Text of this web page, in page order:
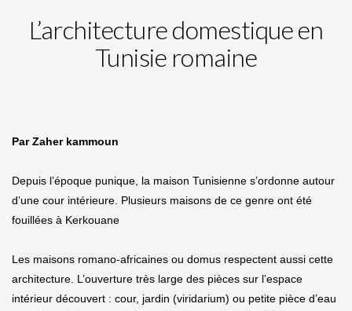
L’architecture domestique en
Tunisie romaine
Par Zaher kammoun
Depuis l’époque punique, la maison Tunisienne s’ordonne autour
d’une cour intérieure. Plusieurs maisons de ce genre ont été
fouillées à Kerkouane
Les maisons romano-africaines ou domus respectent aussi cette
architecture. L’ouverture très large des pièces sur l’espace
intérieur découvert : cour, jardin (viridarium) ou petite pièce d’eau